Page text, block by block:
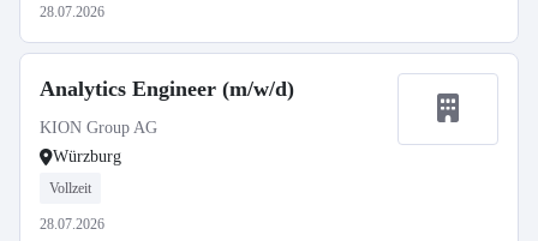
28.07.2026
Analytics Engineer (m/w/d)
KION Group AG
Würzburg
Vollzeit
28.07.2026